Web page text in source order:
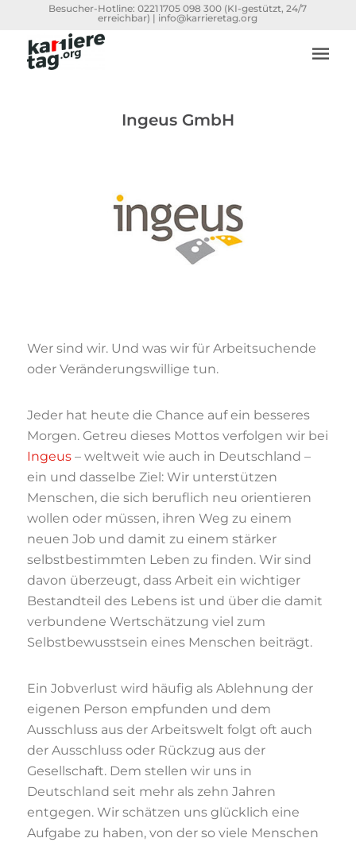
Besucher-Hotline:0221 1705 098 300 (KI-gestützt, 24/7
erreichbar) | info@karrieretag.org
Ingeus GmbH
Wer sind wir. Und was wir für Arbeitsuchende
oder Veränderungswillige tun.
Jeder hat heute die Chance auf ein besseres
Morgen. Getreu dieses Mottos verfolgen wir bei
Ingeus– weltweit wie auch in Deutschland –
ein und dasselbe Ziel: Wir unterstützen
Menschen, die sich beruflich neu orientieren
wollen oder müssen, ihren Weg zu einem
neuen Job und damit zu einem stärker
selbstbestimmten Leben zu finden. Wir sind
davon überzeugt, dass Arbeit ein wichtiger
Bestandteil des Lebens ist und über die damit
verbundene Wertschätzung viel zum
Selbstbewusstsein eines Menschen beiträgt.
Ein Jobverlust wird häufig als Ablehnung der
eigenen Person empfunden und dem
Ausschluss aus der Arbeitswelt folgt oft auch
der Ausschluss oder Rückzug aus der
Gesellschaft. Dem stellen wir uns in
Deutschland seit mehr als zehn Jahren
entgegen. Wir schätzen uns glücklich eine
Aufgabe zu haben, von der so viele Menschen